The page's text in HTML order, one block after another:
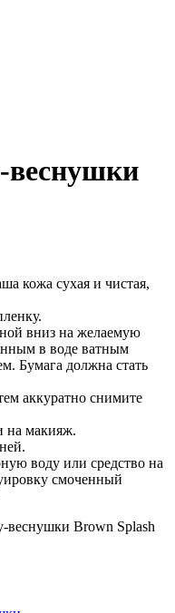
веснушки
кожа сухая и чистая,
вниз на желаемую
в воде ватным
Бумага должна стать
аккуратно снимите
на макияж.
воду или средство на
смоченный
веснушки Brown Splash